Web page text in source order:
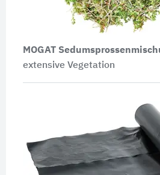
MOGAT
extensive Vegetation